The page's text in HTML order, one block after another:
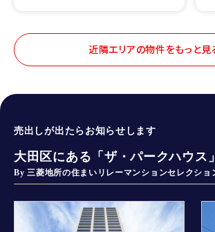
近隣エリアの物件をもっと見
売出しが出たらお知らせします
大田区にある「ザ・パークハウス
By 三菱地所の住まいリレーマンションセレクショ